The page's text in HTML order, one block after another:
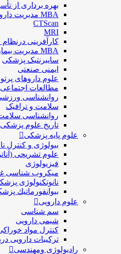
بهره برداری از
MBA مدیریت دارو
CTScan
MRI
کارآفرینی
MBA مدیریت بیمارستانی
سایبرنتیک پزشکی
ایمنی صنعتی
علوم داروهای
مطالعات
روانشناسی
سلامت و ترافیک
روانشناسی
تاریخ علوم پزشکی
علوم پایه پزشکی
بیولوژی و کنترل
علوم تشریحی
فیزیولوژی
ميكروب شناسی
نانوتکنولوژی
بيوانفورماتيك
علوم دارویی
سم شناسی
شیمی دارویی
کنترل مواد
ترکیبات دارویی
رادیولوژی ومهندسی